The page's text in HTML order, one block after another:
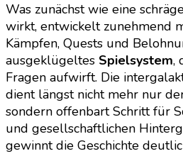
Was zunächst wie eine
wirkt, entwickelt zunehmend
Kämpfen, Quests und
ausgeklügeltes Spielsystem,
Fragen aufwirft. Die
dient längst nicht mehr nur
sondern offenbart Schritt für
und gesellschaftlichen
gewinnt die Geschichte